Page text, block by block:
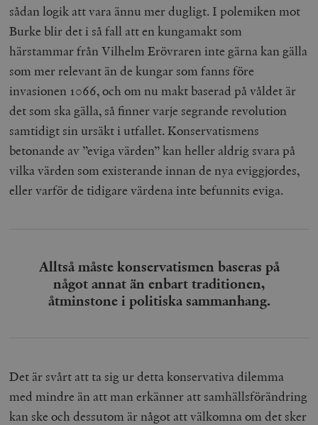
sådan logik att vara ännu mer dugligt. I polemiken mot
Burke blir det i så fall att en kungamakt som
härstammar från Vilhelm Erövraren inte gärna kan gälla
som mer relevant än de kungar som fanns före
invasionen 1066, och om nu makt baserad på våldet är
det som ska gälla, så finner varje segrande revolution
samtidigt sin ursäkt i utfallet. Konservatismens
betonande av ”eviga värden” kan heller aldrig svara på
vilka värden som existerande innan de nya eviggjordes,
eller varför de tidigare värdena inte befunnits eviga.
Alltså måste konservatismen baseras på
något annat än enbart traditionen,
åtminstone i politiska sammanhang.
Det är svårt att ta sig ur detta konservativa dilemma
med mindre än att man erkänner att samhällsförändring
kan ske och dessutom är något att välkomna om det sker